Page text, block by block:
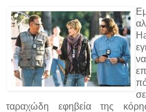
ταραχώδη εφηβεία της